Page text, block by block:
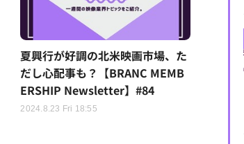
夏興行が好調の北米映画市場、た
だし心配事も？【BRANC MEMB
ERSHIP Newsletter】#84
2024.8.23 Fri 18:55